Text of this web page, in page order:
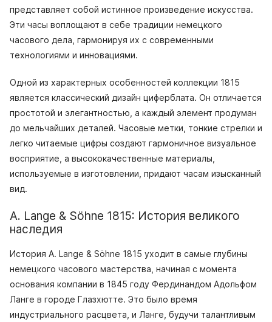
представляет собой истинное произведение искусства.
Эти часы воплощают в себе традиции немецкого
часового дела, гармонируя их с современными
технологиями и инновациями.
Одной из характерных особенностей коллекции 1815
является классический дизайн циферблата. Он отличается
простотой и элегантностью, а каждый элемент продуман
до мельчайших деталей. Часовые метки, тонкие стрелки и
легко читаемые цифры создают гармоничное визуальное
восприятие, а высококачественные материалы,
используемые в изготовлении, придают часам изысканный
вид.
A. Lange & Söhne 1815: История великого
наследия
История A. Lange & Söhne 1815 уходит в самые глубины
немецкого часового мастерства, начиная с момента
основания компании в 1845 году Фердинандом Адольфом
Ланге в городе Глазхютте. Это было время
индустриального расцвета, и Ланге, будучи талантливым